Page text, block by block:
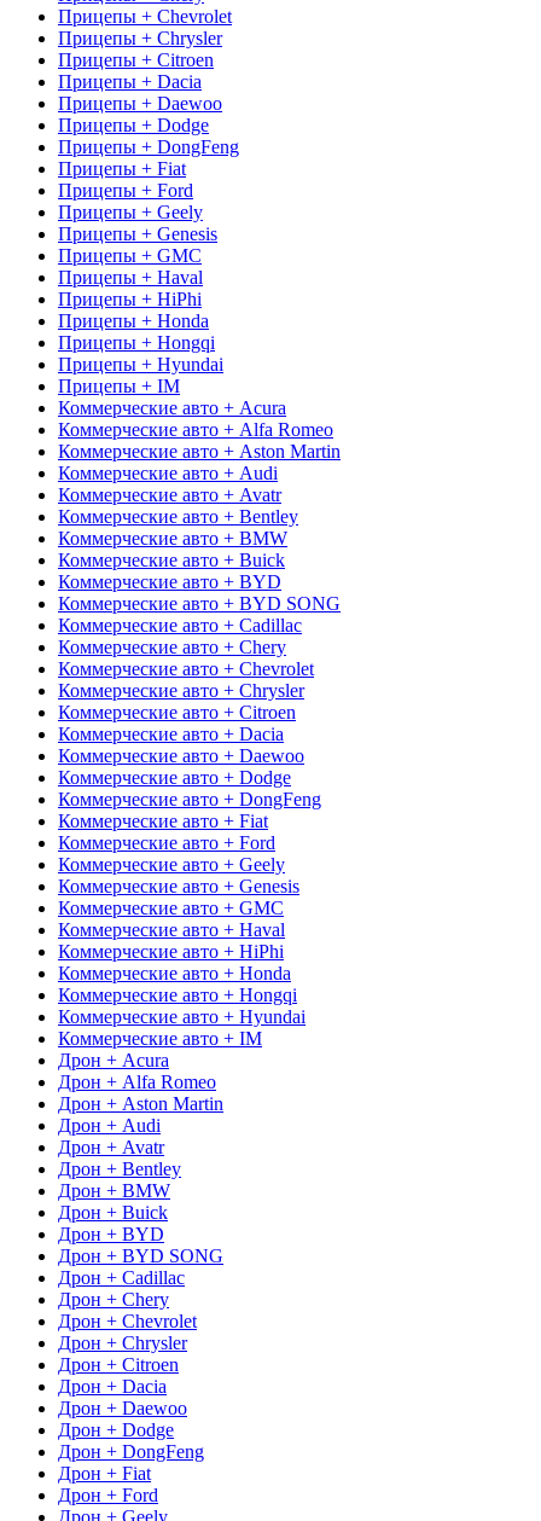
Прицепы + Chevrolet
Прицепы + Chrysler
Прицепы + Citroen
Прицепы + Dacia
Прицепы + Daewoo
Прицепы + Dodge
Прицепы + DongFeng
Прицепы + Fiat
Прицепы + Ford
Прицепы + Geely
Прицепы + Genesis
Прицепы + GMC
Прицепы + Haval
Прицепы + HiPhi
Прицепы + Honda
Прицепы + Hongqi
Прицепы + Hyundai
Прицепы + IM
Коммерческие авто + Acura
Коммерческие авто + Alfa Romeo
Коммерческие авто + Aston Martin
Коммерческие авто + Audi
Коммерческие авто + Avatr
Коммерческие авто + Bentley
Коммерческие авто + BMW
Коммерческие авто + Buick
Коммерческие авто + BYD
Коммерческие авто + BYD SONG
Коммерческие авто + Cadillac
Коммерческие авто + Chery
Коммерческие авто + Chevrolet
Коммерческие авто + Chrysler
Коммерческие авто + Citroen
Коммерческие авто + Dacia
Коммерческие авто + Daewoo
Коммерческие авто + Dodge
Коммерческие авто + DongFeng
Коммерческие авто + Fiat
Коммерческие авто + Ford
Коммерческие авто + Geely
Коммерческие авто + Genesis
Коммерческие авто + GMC
Коммерческие авто + Haval
Коммерческие авто + HiPhi
Коммерческие авто + Honda
Коммерческие авто + Hongqi
Коммерческие авто + Hyundai
Коммерческие авто + IM
Дрон + Acura
Дрон + Alfa Romeo
Дрон + Aston Martin
Дрон + Audi
Дрон + Avatr
Дрон + Bentley
Дрон + BMW
Дрон + Buick
Дрон + BYD
Дрон + BYD SONG
Дрон + Cadillac
Дрон + Chery
Дрон + Chevrolet
Дрон + Chrysler
Дрон + Citroen
Дрон + Dacia
Дрон + Daewoo
Дрон + Dodge
Дрон + DongFeng
Дрон + Fiat
Дрон + Ford
Дрон + Geely